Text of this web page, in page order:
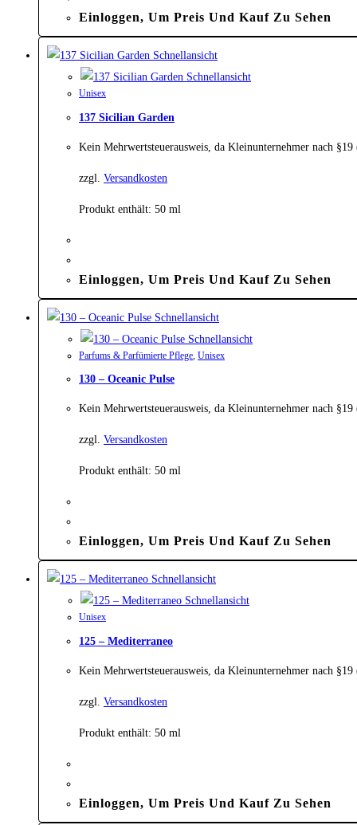
Einloggen, Um Preis Und Kauf Zu Sehen
Schnellansicht
Schnellansicht
Unisex
137 Sicilian Garden
Kein Mehrwertsteuerausweis, da Kleinunternehmer nach
zzgl. Versandkosten
Produkt enthält: 50 ml
Einloggen, Um Preis Und Kauf Zu Sehen
Schnellansicht
Schnellansicht
Parfums & Parfümierte Pflege, Unisex
130 – Oceanic Pulse
Kein Mehrwertsteuerausweis, da Kleinunternehmer nach
zzgl. Versandkosten
Produkt enthält: 50 ml
Einloggen, Um Preis Und Kauf Zu Sehen
Schnellansicht
Schnellansicht
Unisex
125 – Mediterraneo
Kein Mehrwertsteuerausweis, da Kleinunternehmer nach
zzgl. Versandkosten
Produkt enthält: 50 ml
Einloggen, Um Preis Und Kauf Zu Sehen